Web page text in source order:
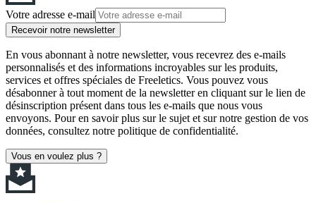
Votre adresse e-mail
Recevoir notre newsletter
En vous abonnant à notre newsletter, vous recevrez des e-mails
personnalisés et des informations incroyables sur les produits,
services et offres spéciales de Freeletics. Vous pouvez vous
désabonner à tout moment de la newsletter en cliquant sur le lien de
désinscription présent dans tous les e-mails que nous vous
envoyons. Pour en savoir plus sur le sujet et sur notre gestion de vos
données, consultez notre politique de confidentialité.
Vous en voulez plus ?